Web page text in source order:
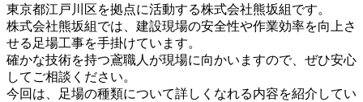
東京都江戸川区を拠点に活動する株式会社熊坂組です。
株式会社熊坂組では、建設現場の安全性や作業効率を向上さ
せる足場工事を手掛けています。
確かな技術を持つ鳶職人が現場に向かいますので、ぜひ安心
してご相談ください。
今回は、足場の種類について詳しくなれる内容を紹介してい